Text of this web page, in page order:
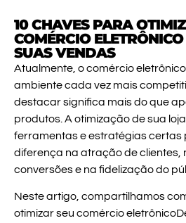
10 CHAVES PARA
COMÉRCIO
SUAS VENDAS
Atualmente, o comércio
ambiente cada vez mais
destacar significa mais do que
produtos. A otimização de sua
ferramentas e estratégias certas
diferença na atração de clientes,
conversões e na fidelização do
Neste artigo, compartilhamos
otimizar seu comércio eletrônico